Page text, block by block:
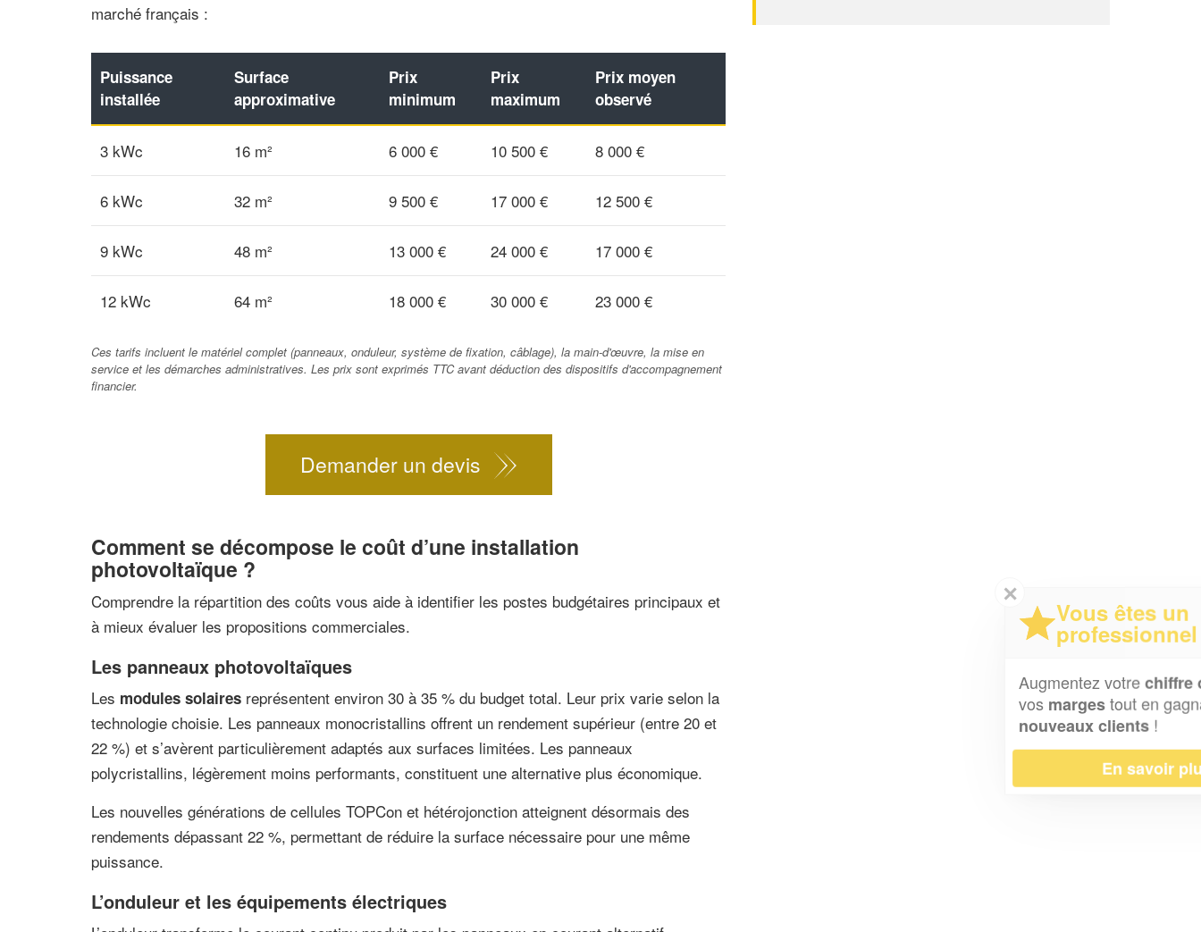
marché français :
Puissance
installée
Surface
approximative
Prix
minimum
Prix
maximum
Prix moyen
observé
3 kWc 16 m² 6 000 € 10 500 € 8 000 €
6 kWc 32 m² 9 500 € 17 000 € 12 500 €
9 kWc 48 m² 13 000 € 24 000 € 17 000 €
12 kWc 64 m² 18 000 € 30 000 € 23 000 €
Ces tarifs incluent le matériel complet (panneaux, onduleur, système de fixation, câblage), la main-d'œuvre, la mise en
service et les démarches administratives. Les prix sont exprimés TTC avant déduction des dispositifs d'accompagnement
financier.
Demander un devis
Comment se décompose le coût d’une installation
photovoltaïque ?
Comprendre la répartition des coûts vous aide à identifier les postes budgétaires principaux et
à mieux évaluer les propositions commerciales.
Les panneaux photovoltaïques
Les modules solaires représentent environ 30 à 35 % du budget total. Leur prix varie selon la
technologie choisie. Les panneaux monocristallins offrent un rendement supérieur (entre 20 et
22 %) et s’avèrent particulièrement adaptés aux surfaces limitées. Les panneaux
polycristallins, légèrement moins performants, constituent une alternative plus économique.
Les nouvelles générations de cellules TOPCon et hétérojonction atteignent désormais des
rendements dépassant 22 %, permettant de réduire la surface nécessaire pour une même
puissance.
L’onduleur et les équipements électriques
Vous êtes un
professionnel ?
Augmentez votrechiffre d'affaireset
tout en gagnant de
nouveaux clients!
En savoir plus